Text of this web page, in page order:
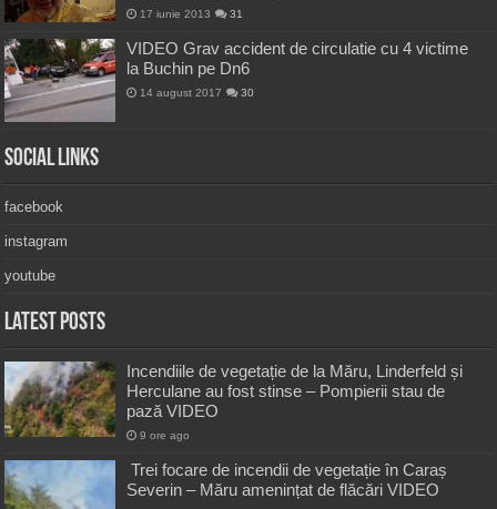
17 iunie 2013 31
VIDEO Grav accident de circulatie cu 4 victime
la Buchin pe Dn6
14 august 2017 30
Social Links
facebook
instagram
youtube
Latest Posts
Incendiile de vegetație de la Măru, Linderfeld și
Herculane au fost stinse – Pompierii stau de
pază VIDEO
9 ore ago
Trei focare de incendii de vegetație în Caraș
Severin – Măru amenințat de flăcări VIDEO